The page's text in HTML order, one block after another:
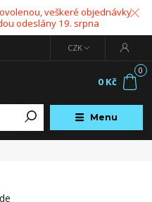
veškeré objednávky
odeslány 19. srpna
Menu
CZK
0
0 Kč